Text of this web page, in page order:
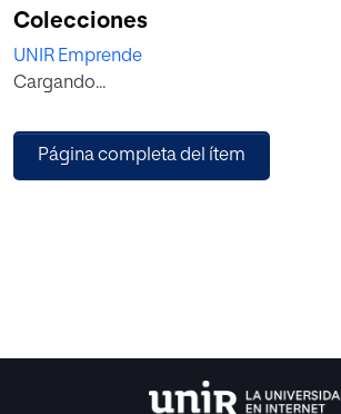
ideas de producto e incrementar
de éxito.
Running Lean es una guía eficaz y una
negocios, desarrolladores y
para cualquier persona que esté
Colecciones
UNIR Emprende
Cargando...
Página completa del ítem